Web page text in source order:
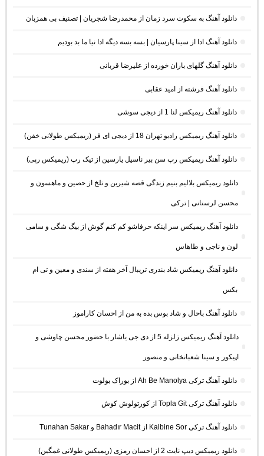
دانلود آهنگ به سکوت سرد زمان از محمدرضا شجریان | تصنیف بی همزبان
دانلود آهنگ ادا از سینا پارسیان | بسه بسه دیگه ادا نیا ما بد بودیم
دانلود آهنگ گلهای باران خورده از علیرضا قربانی
دانلود آهنگ فرشته از امید عقابی
دانلود آهنگ ریمیکس لنا 1 از دیجی سوشی
دانلود آهنگ ریمیکس رادیو تهران 18 از دیجی ای فر (ریمیکس طولانی خفن)
دانلود آهنگ ریمیکس رپ سن بیر ناسیل یارسین از تیک رپ (ریمیکس رپی)
دانلود ریمیکس بلالیم بنیم زندگی قصه شیرین و تلخ از حصین و ماهسون و
محسن لرستانی | ترکی
دانلود آهنگ ریمیکس سر اینکه حرفاشو کم کنم گوش از بیگ شگی و سامی
لون و ناجی و طاهاس
دانلود آهنگ ریمیکس شاد بندری تریبال آخر هفته از سندی و معین و تی ام
بکس
دانلود آهنگ باحال و شاد بوس بده به من از احسان کاراموز
دانلود آهنگ ریمیکس زلزله 5 از دی جی یاشار با حضور محسن چاوشی و
اپیکور و سینا شعبانخانی و منصور
دانلود آهنگ ترکی Ah Be Manolya از بوراک بولوت
دانلود آهنگ ترکی Topla Git از کورتولوش کوش
دانلود آهنگ ترکی Kalbine Sor از Bahadır Macit و Tunahan Sakar
دانلود ریمیکس دیپ نایت 2 از احسان رمزی (ریمیکس طولانی غمگین)